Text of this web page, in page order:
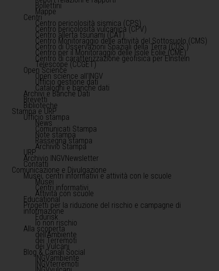
Bollettini
Mappe
Centri
Centro pericolosità sismica (CPS)
Centro pericolosità vulcanica (CPV)
Centro allerta tsunami (CAT)
Centro Monitoraggio delle attività del Sottosuolo (CMS)
Centro di Osservazioni Spaziali della Terra (COS )
Centro per il Monitoraggio delle Isole Eolie (CME)
Centro di caratterizzazione geofisica per Einstein
Telescope (CCGET)
Open Science
Open science all'INGV
Ufficio gestione dati
Cataloghi e banche dati
Archivi e Banche Dati
Brevetti
Biblioteche
Stampa e URP
Ufficio stampa
News
Comunicati Stampa
Note stampa
Rassegna stampa
Archivio Stampa
URP
Archivio INGVNewsletter
Contatti
Comunicazione e Divulgazione
Musei, centri informativi e attività con le scuole
Musei
Centri informativi
Attività con scuole
Educational
Progetti per la riduzione del rischio e campagne di
informazione
Edurisk
Io non rischio
Alla scoperta
dell'Ambiente
dei Terremoti
dei Vulcani
Blog & Canali Social
INGVambiente
INGVterremoti